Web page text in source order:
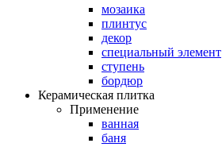
мозаика
плинтус
декор
специальный элемент
ступень
бордюр
Керамическая плитка
Применение
ванная
баня